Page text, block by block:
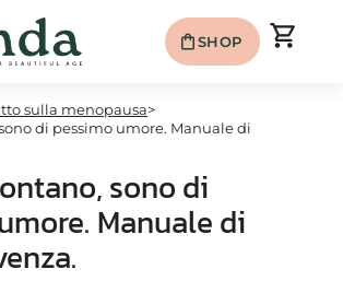
shopping_bagSHOP shopping_cart
sulla menopausa>
di pessimo umore. Manuale di
sono di
Manuale di